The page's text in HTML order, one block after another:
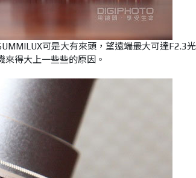
可是大有來頭，望遠端最大可達F2.3
得大上一些些的原因。